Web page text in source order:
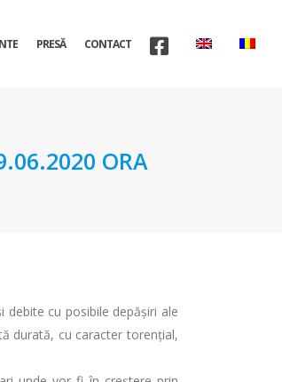
PRESĂ CONTACT
ORA
cu posibile depăşiri ale
durată, cu caracter torențial,